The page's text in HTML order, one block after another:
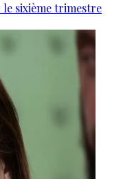
sixième trimestre